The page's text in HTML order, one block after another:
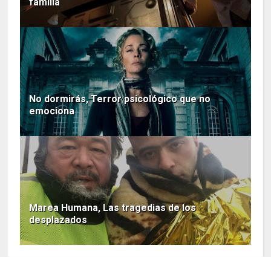
familia
No dormirás, Terror psicológico que no
emociona
Marea Humana, Las tragedias de los
desplazados